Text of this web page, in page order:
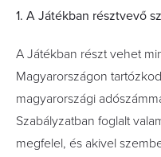
1. A Játékban résztvevő
A Játékban részt vehet
Magyarországon
magyarországi
Szabályzatban foglalt
megfelel, és akivel